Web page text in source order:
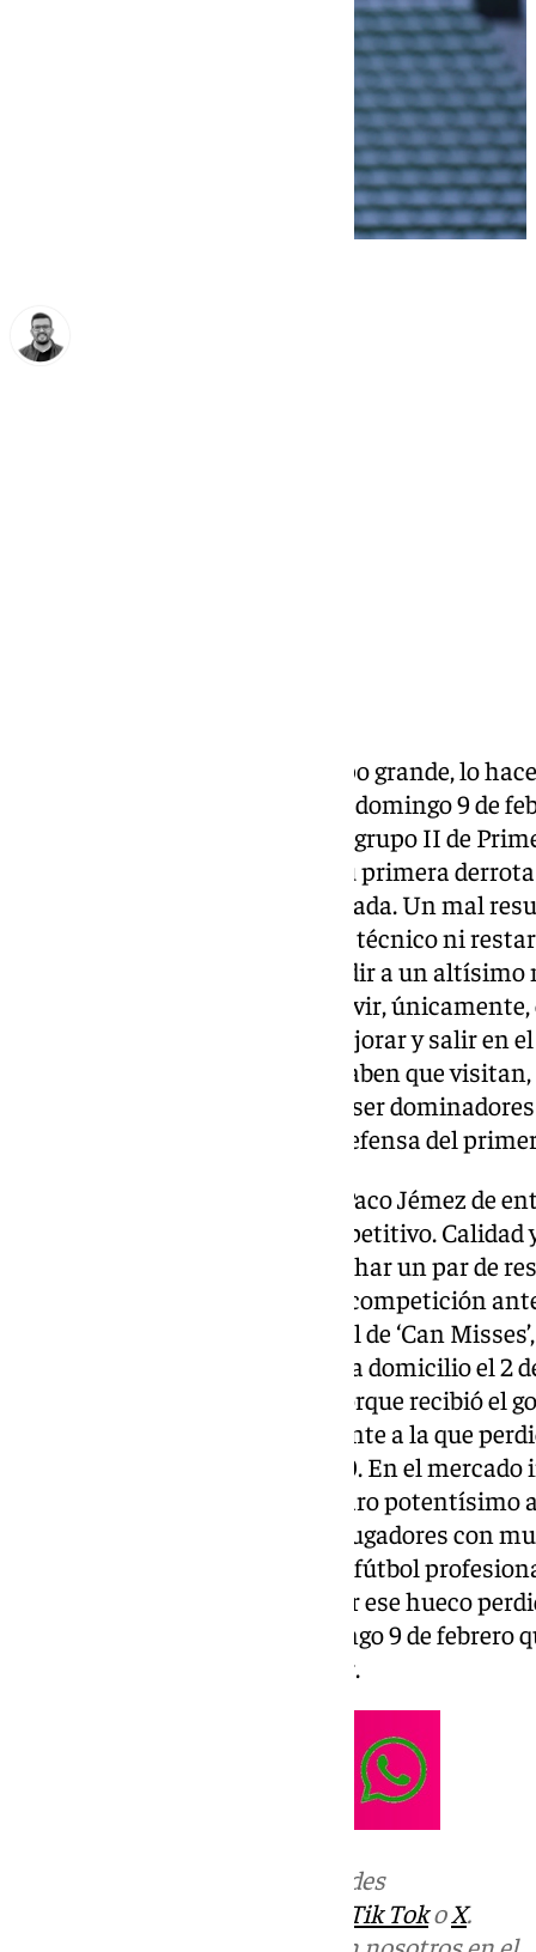
Un golpe no acaba con un equipo grande, lo
tiene una oportunidad única, el domingo 9 de
demostrar porqué es el líder del grupo II de
partido, ante el Fuenlabrada, su primera
Maulí y la segunda de la temporada. Un mal
ambición de jugadores y cuerpo técnico ni
conseguidos. Es muy difícil rendir a un
semanas y una derrota debe servir,
puliendo aspectos del juego, mejorar y salir en
victoria. Los de Javier Medina saben que
crecimiento y están listos para ser
áreas y no ceder puntos en su defensa del
La Unión Deportiva Ibiza, con Paco Jémez de
un equipo muy peligroso y competitivo.
plantilla, pero le faltaba enganchar un par de
en las últimas dos semanas de competición
play-off. En el estadio municipal de ‘Can
contundencia al Mérida (3-0) y, a domicilio el 2
1-2. Supo manejar su ventaja porque recibió el
extra. Una escuadra muy diferente a la que
ciudad de Los Dólmenes por 2-0. En el
Bebé, un delantero con un disparo potentísimo
experiencia junto a la de otros jugadores con
El haber estado hace poco en el fútbol
aspirante a pelear por recuperar ese hueco
CF le gustan los retos y el domingo 9 de
tres puntos de territorio insular.
en las redes
Tik TokoX.